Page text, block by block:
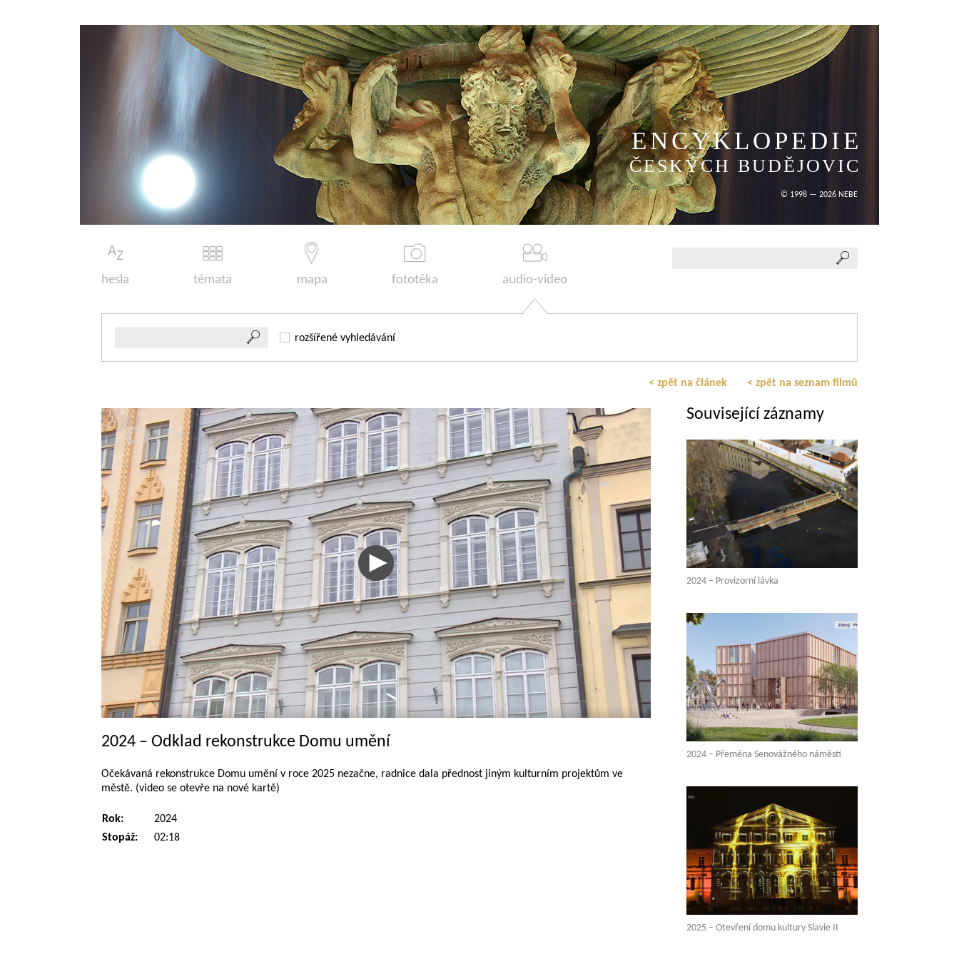
ENCYKLOPEDIE
ČESKÝCH BUDĚJOVIC
© 1998 — 2026 NEBE
hesla témata mapa fototéka audio-video
rozšířené vyhledávání
< zpět na článek < zpět na seznam filmů
2024 – Odklad rekonstrukce Domu umění
Očekávaná rekonstrukce Domu umění v roce 2025 nezačne, radnice dala přednost jiným kulturním projektům ve
městě. (video se otevře na nové kartě)
Rok:
2024
Stopáž:
02:18
Související záznamy
2024 – Provizorní lávka
2024 – Přeměna Senovážného náměstí
2025 – Otevření domu kultury Slavie II